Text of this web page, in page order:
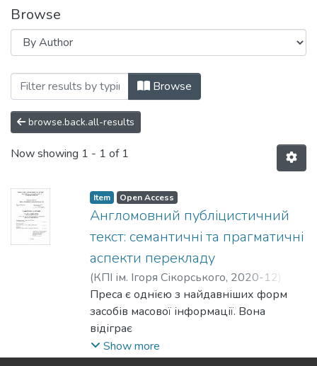
Browse
Browsing Магістерські роботи
Browse
browse.back.all-results
Now showing 1 - 1 of 1
Item Open Access
Англомовний публіцистичний
текст: семантичні та прагматичні
аспекти перекладу
(КПІ ім. Ігоря Сікорського, 2020-12)
Акулов, Єгор Ігоревич;Коломієць,
Світлана Семенівна
Преса є однією з найдавніших форм
засобів масової інформації. Вона
відіграє
важливе значення в культурному та
політичному житті, допомагаючи людині
Show more